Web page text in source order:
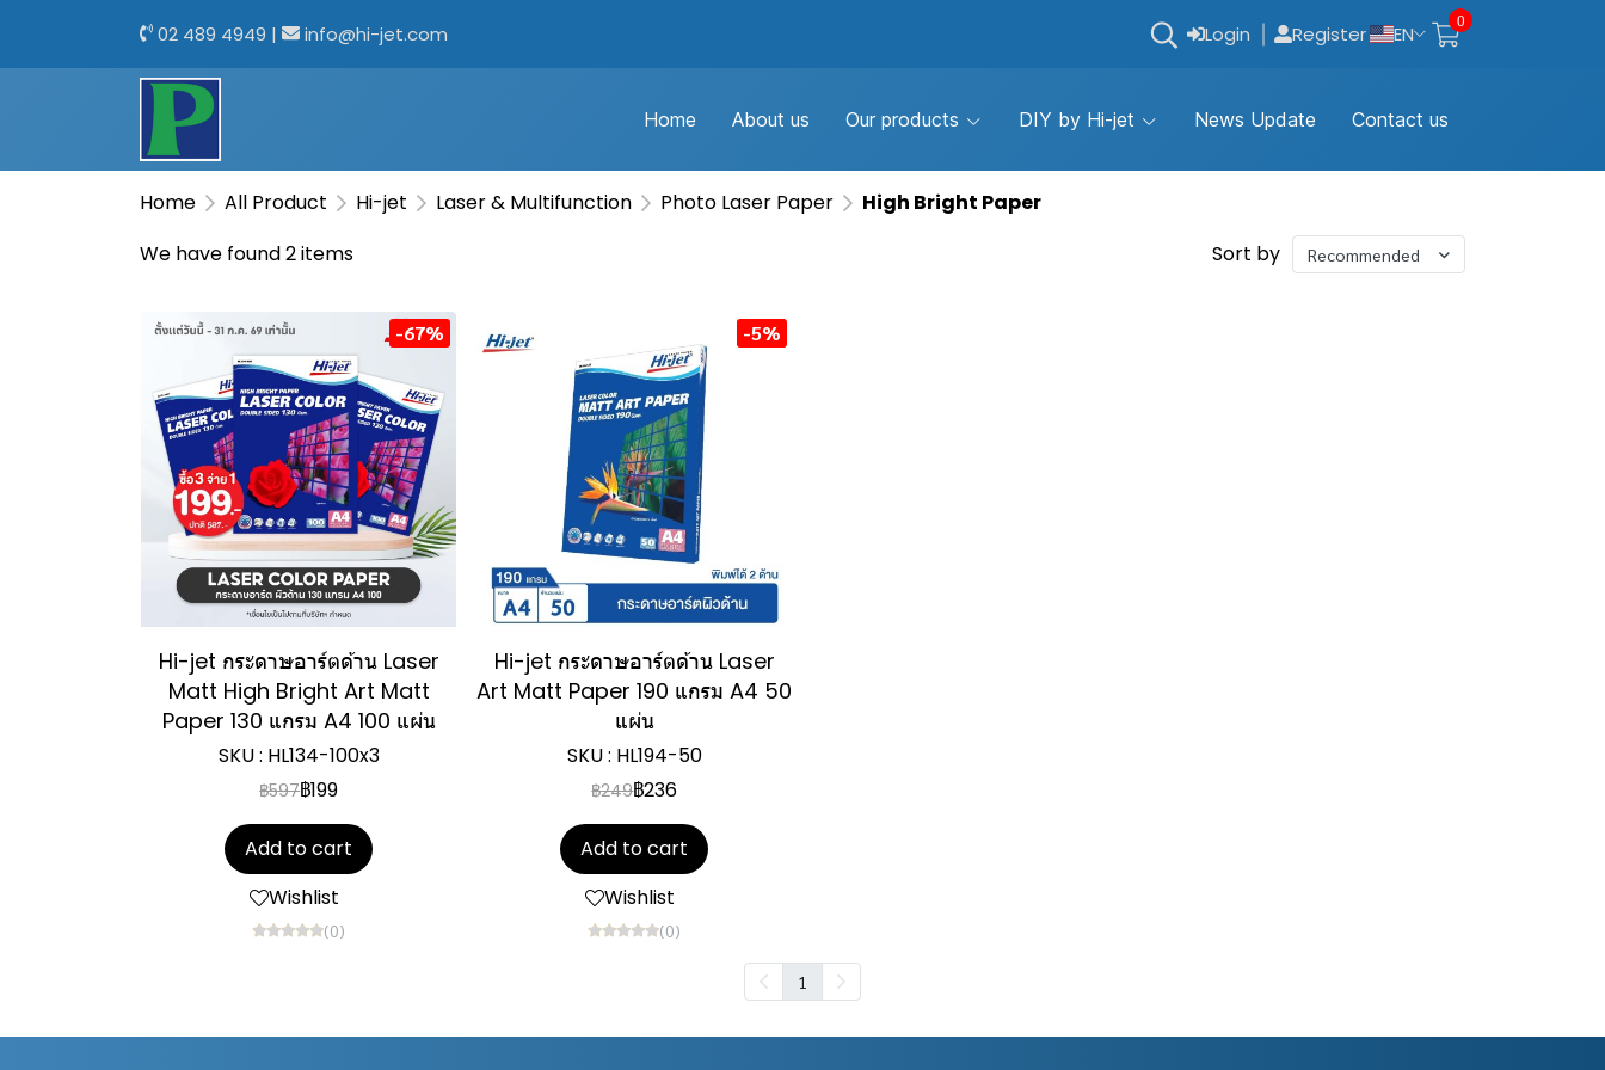
02 489 4949 | info@hi-jet.com Login Register EN
0
Home About us Our products DIY by Hi-jet News Update Contact us
Home All Product Hi-jet Laser & Multifunction Photo Laser Paper
High Bright Paper
We have found 2 items
Sort by Recommended
-67%
Hi-jet กระดาษอาร์ตด้าน Laser
Matt High Bright Art Matt
Paper 130 แกรม A4 100 แผ่น
SKU : HL134-100x3
฿597฿199
Add to cart
Wishlist
(0)
-5%
Hi-jet กระดาษอาร์ตด้าน Laser
Art Matt Paper 190 แกรม A4 50
แผ่น
SKU : HL194-50
฿249฿236
Add to cart
Wishlist
(0)
1